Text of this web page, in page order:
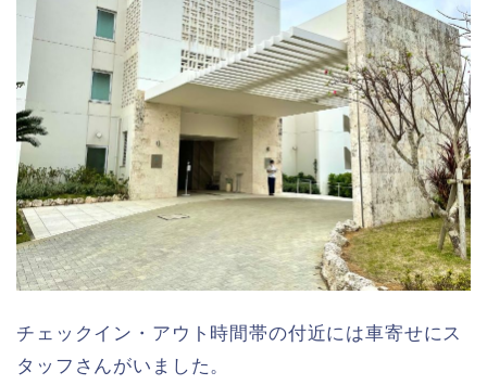
チェックイン・アウト時間帯の付近には車寄せにス
タッフさんがいました。